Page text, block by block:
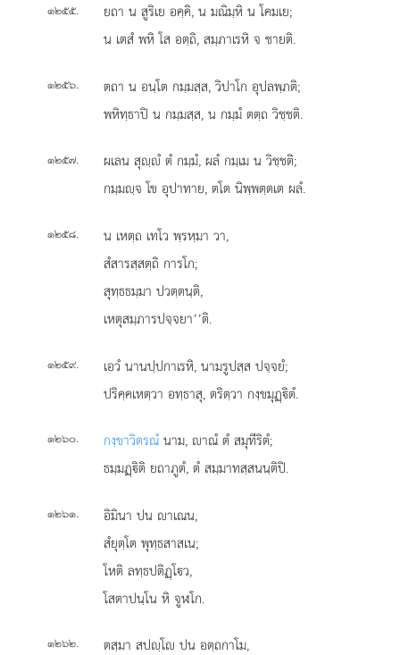
๑๒๕๕.
ยถา น สูริเย อคฺคิ, น มณิมฺหิ น โคมเย;
น เตสํ พหิ โส อตฺถิ, สมฺภาเรหิ จ ชายติ.
๑๒๕๖.
ตถา น อนฺโต กมฺมสฺส, วิปาโก อุปลพฺภติ;
พหิทฺธาปิ น กมฺมสฺส, น กมฺมํ ตตฺถ วิชฺชติ.
๑๒๕๗. ผเลน สุฺํ ตํ กมฺมํ, ผลํ กมฺเม น วิชฺชติ;
กมฺมฺจ โข อุปาทาย, ตโต นิพฺพตฺตเต ผลํ.
๑๒๕๘.
น เหตฺถ เทโว พฺรหฺมา วา,
สํสารสฺสตฺถิ การโก;
สุทฺธธมฺมา ปวตฺตนฺติ,
เหตุสมฺภารปจฺจยา’’ติ.
๑๒๕๙.
เอวํ นานปฺปกาเรหิ, นามรูปสฺส ปจฺจยํ;
ปริคฺคเหตฺวา อทฺธาสุ, ตริตฺวา กงฺขมุฏฺิตํ.
๑๒๖๐. กงฺขาวิตรณํนาม, าณํ ตํ สมุทีริตํ;
ธมฺมฏฺิติ ยถาภูตํ, ตํ สมฺมาทสฺสนนฺติปิ.
๑๒๖๑.
อิมินา ปน าเณน,
สํยุตฺโต พุทฺธสาสเน;
โหติ ลทฺธปติฏฺโว,
โสตาปนฺโน หิ จูฬโก.
๑๒๖๒. ตสฺมา สปฺโ ปน อตฺถกาโม,